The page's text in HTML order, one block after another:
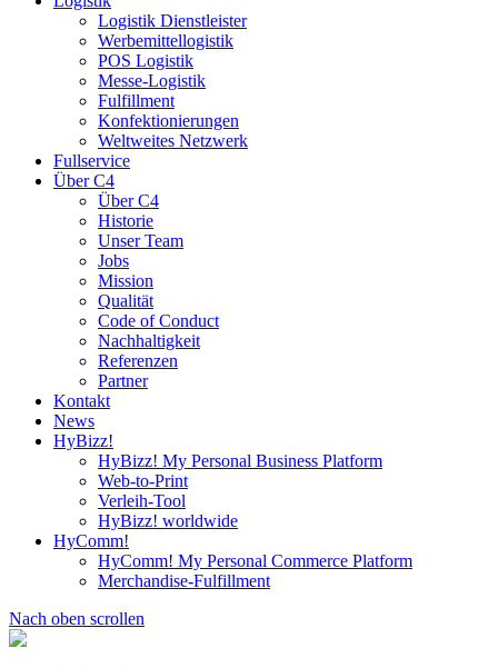
Logistik Dienstleister
Werbemittellogistik
POS Logistik
Messe-Logistik
Fulfillment
Konfektionierungen
Weltweites Netzwerk
Fullservice
Über C4
Über C4
Historie
Unser Team
Jobs
Mission
Qualität
Code of Conduct
Nachhaltigkeit
Referenzen
Partner
Kontakt
News
HyBizz!
HyBizz! My Personal Business Platform
Web-to-Print
Verleih-Tool
HyBizz! worldwide
HyComm!
HyComm! My Personal Commerce Platform
Merchandise-Fulfillment
Nach oben scrollen